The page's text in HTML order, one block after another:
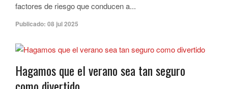
factores de riesgo que conducen a...
Publicado: 08 jul 2025
Hagamos que el verano sea tan seguro